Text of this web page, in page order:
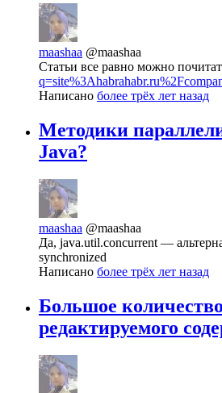
maashaa @maashaa
Статьи все равно можно
Написано более трёх лет назад
Методики
Java?
maashaa @maashaa
Да, java.util.concurrent —
synchronized
Написано более трёх лет назад
Большое
редактируемого